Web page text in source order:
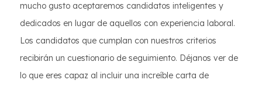
mucho gusto aceptaremos candidatos inteligentes y
dedicados en lugar de aquellos con experiencia laboral.
Los candidatos que cumplan con nuestros criterios
recibirán un cuestionario de seguimiento. Déjanos ver de
lo que eres capaz al incluir una increíble carta de